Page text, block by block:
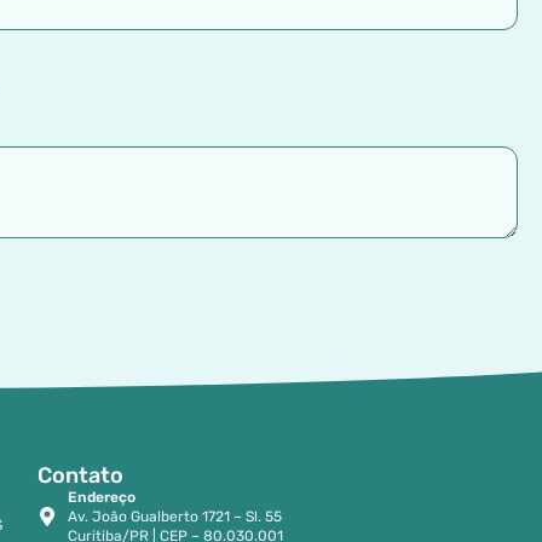
Contato
Endereço
Av. João Gualberto 1721 – Sl. 55
Curitiba/PR | CEP – 80.030.001